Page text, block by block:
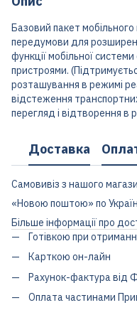
Базовий пакет
передумови для
функції мобільної
пристроями.
розташування в режимі
відстеження
перегляд і відтворення в
Доставка
Самовивіз з нашого
«Новою поштою» по
Більше інформації про
Готівкою при
Карткою он-лайн
Рахунок-фактура від
Оплата частинами